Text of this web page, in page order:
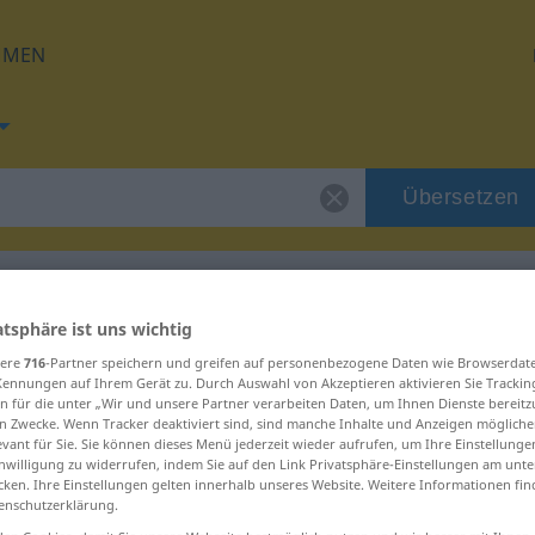
Übersetzen
für "Körbchen"
ist uns wichtig
716-Partner speichern und greifen auf personenbezogene Daten wie
auf Ihrem Gerät zu. Durch Auswahl von Akzeptieren aktivieren Sie
für die unter „Wir und unsere Partner verarbeiten Daten, um Ihnen Dienste
Zwecke. Wenn Tracker deaktiviert sind, sind manche Inhalte und Anzeigen
für Sie. Sie können dieses Menü jederzeit wieder aufrufen, um Ihre
zu widerrufen, indem Sie auf den Link Privatsphäre-Einstellungen am
Ihre Einstellungen gelten innerhalb unseres Website. Weitere Informationen